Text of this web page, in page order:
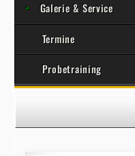
Galerie & Service
Termine
Probetraining